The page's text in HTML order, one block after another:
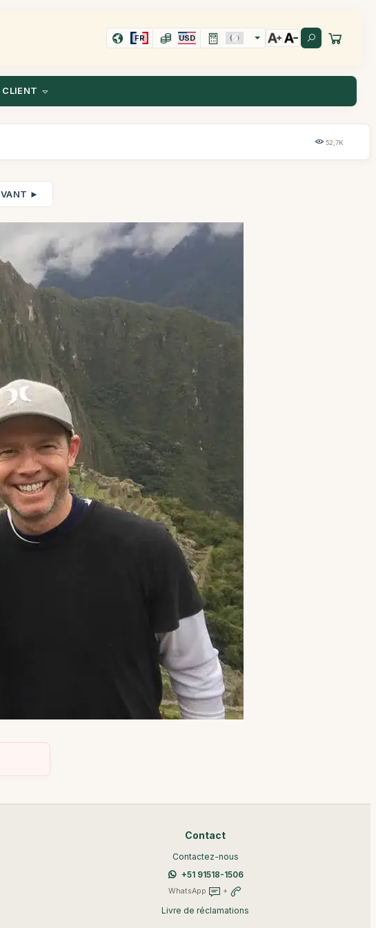
FR USD
CLIENT
52,7K
►
Contact
Contactez-nous
+51 91518-1506
WhatsApp +
Livre de réclamations